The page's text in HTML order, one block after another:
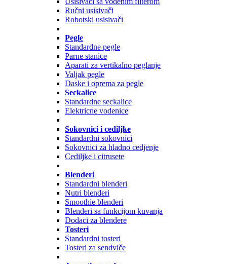
Ručni usisivači
Robotski usisivači
Pegle
Standardne pegle
Parne stanice
Aparati za vertikalno peglanje
Valjak pegle
Daske i oprema za pegle
Seckalice
Standardne seckalice
Elektricne vodenice
Sokovnici i cediljke
Standardni sokovnici
Sokovnici za hladno cedjenje
Cediljke i citrusete
Blenderi
Standardni blenderi
Nutri blenderi
Smoothie blenderi
Blenderi sa funkcijom kuvanja
Dodaci za blendere
Tosteri
Standardni tosteri
Tosteri za sendviče